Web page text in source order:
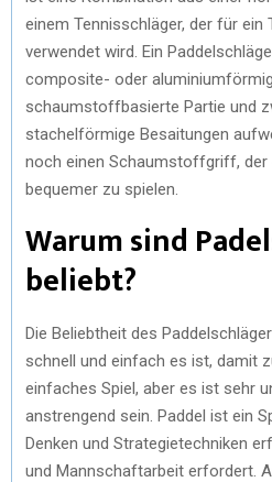
einem Tennisschläger, der für ein
verwendet wird. Ein
composite- oder
schaumstoffbasierte Partie und
stachelförmige Besaitungen
noch einen Schaumstoffgriff, der
bequemer zu spielen.
Warum sind
beliebt?
Die Beliebtheit des
schnell und einfach es ist, damit
einfaches Spiel, aber es ist sehr
anstrengend sein. Paddel ist ein
Denken und Strategietechniken
und Mannschaftarbeit erfordert.